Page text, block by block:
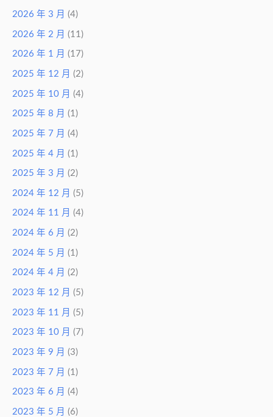
2026 年 3 月 (4)
2026 年 2 月 (11)
2026 年 1 月 (17)
2025 年 12 月 (2)
2025 年 10 月 (4)
2025 年 8 月 (1)
2025 年 7 月 (4)
2025 年 4 月 (1)
2025 年 3 月 (2)
2024 年 12 月 (5)
2024 年 11 月 (4)
2024 年 6 月 (2)
2024 年 5 月 (1)
2024 年 4 月 (2)
2023 年 12 月 (5)
2023 年 11 月 (5)
2023 年 10 月 (7)
2023 年 9 月 (3)
2023 年 7 月 (1)
2023 年 6 月 (4)
2023 年 5 月 (6)